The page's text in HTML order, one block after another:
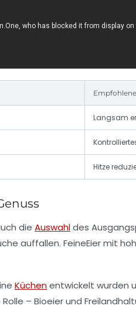
Langsam
Hitze
die Auswahldes
auffallen. FeineEier mit
Küchenentwickelt wurden
– Bioeier und